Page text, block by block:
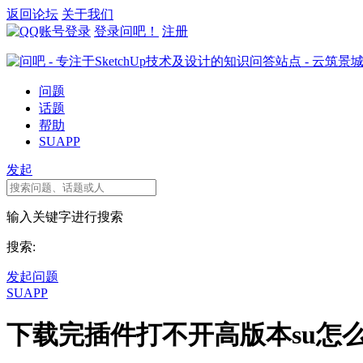
返回论坛 关于我们
登录问吧！
注册
问题
话题
帮助
SUAPP
发起
输入关键字进行搜索
搜索:
发起问题
SUAPP
下载完插件打不开高版本su怎